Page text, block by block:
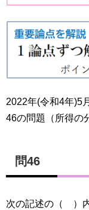
2022年(令和4年)5
46の問題（所得の
問46
次の記述の（ ）